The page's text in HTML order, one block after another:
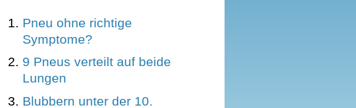
Pneu ohne richtige
Symptome?
9 Pneus verteilt auf beide
Lungen
Blubbern unter der 10.